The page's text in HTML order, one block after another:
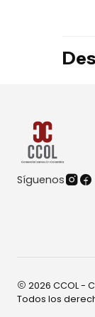
Síguenos
2026 CCOL -
Todos los